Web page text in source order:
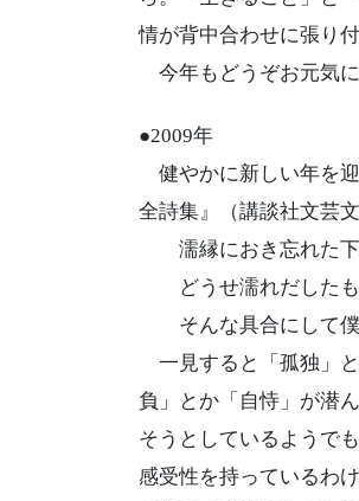
情が背中合わせに張り
今年もどうぞお元気に
●2009年
健やかに新しい年を
全詩集』（講談社文芸
濡縁におき忘れた下
どうせ濡れだしたも
そんな具合にして僕
一見すると「孤独」
負」とか「自恃」が潜
そうとしているようで
感受性を持っているわ